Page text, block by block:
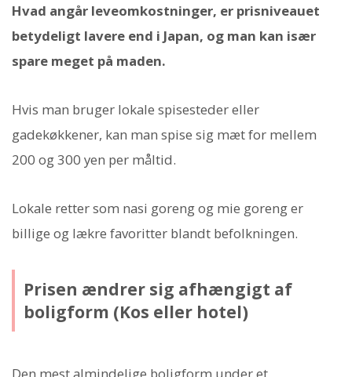
Hvad angår leveomkostninger, er prisniveauet
betydeligt lavere end i Japan, og man kan især
spare meget på maden.
Hvis man bruger lokale spisesteder eller
gadekøkkener, kan man spise sig mæt for mellem
200 og 300 yen per måltid.
Lokale retter som nasi goreng og mie goreng er
billige og lækre favoritter blandt befolkningen.
Prisen ændrer sig afhængigt af
boligform (Kos eller hotel)